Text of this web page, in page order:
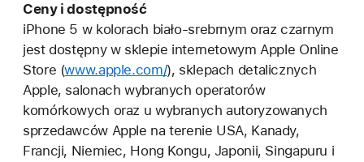
Ceny i dostępność
iPhone 5 w kolorach biało-srebrnym oraz czarnym
jest dostępny w sklepie internetowym Apple Online
Store (www.apple.com/), sklepach detalicznych
Apple, salonach wybranych operatorów
komórkowych oraz u wybranych autoryzowanych
sprzedawców Apple na terenie USA, Kanady,
Francji, Niemiec, Hong Kongu, Japonii, Singapuru i